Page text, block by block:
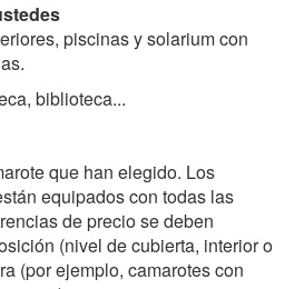
piscinas y solarium con
biblioteca...
que han elegido. Los
equipados con todas las
de precio se deben
(nivel de cubierta, interior o
(por ejemplo, camarotes con